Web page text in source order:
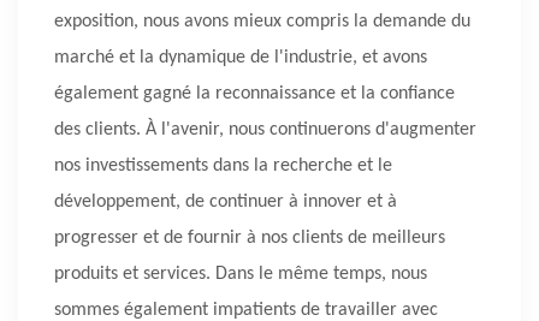
exposition, nous avons mieux compris la demande du
marché et la dynamique de l'industrie, et avons
également gagné la reconnaissance et la confiance
des clients. À l'avenir, nous continuerons d'augmenter
nos investissements dans la recherche et le
développement, de continuer à innover et à
progresser et de fournir à nos clients de meilleurs
produits et services. Dans le même temps, nous
sommes également impatients de travailler avec